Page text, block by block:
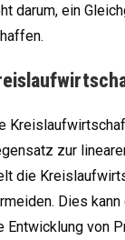
darum, ein
zur
die
Dies
Entwicklung von